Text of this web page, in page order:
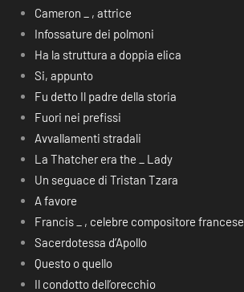
Cameron _ , attrice
Infossature dei polmoni
Ha la struttura a doppia elica
Si, appunto
Fu detto Il padre della storia
Fuori nei prefissi
Avvallamenti stradali
La Thatcher era the _ Lady
Un seguace di Tristan Tzara
A favore
Francis _ , celebre compositore francese
Sacerdotessa d’Apollo
Questo o quello
Il condotto dell’orecchio